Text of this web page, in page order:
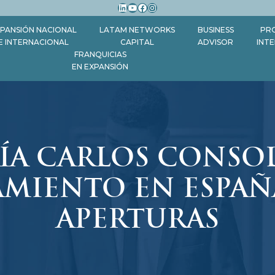
LinkedIn
YouTube
Facebook
Instagram
NACIONAL
INTERNACIONAL
LATAM NETWORKS
CAPITAL
BUSINESS
ADVISOR
FRANQUICIAS
EN EXPANSIÓN
CARLOS
EN
APERTURAS